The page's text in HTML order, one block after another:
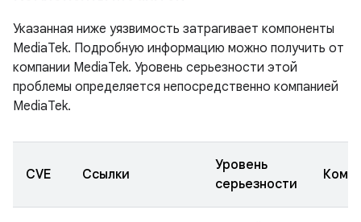
Указанная ниже уязвимость затрагивает компоненты
MediaTek. Подробную информацию можно получить от
компании MediaTek. Уровень серьезности этой
проблемы определяется непосредственно компанией
MediaTek.
CVE Ссылки
Уровень
серьезности